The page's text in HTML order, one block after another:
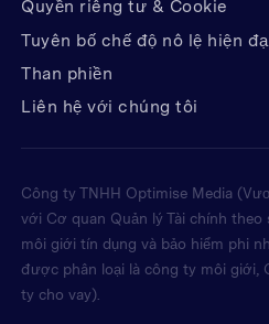
Quyền riêng tư & Cookie
Tuyên bố chế độ nô lệ hiện
Than phiền
Liên hệ với chúng tôi
Công ty TNHH Optimise Media
với Cơ quan Quản lý Tài chính theo
môi giới tín dụng và bảo hiểm phi
được phân loại là công ty môi giới,
ty cho vay).